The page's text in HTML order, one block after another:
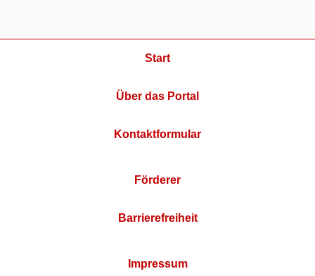
Start
Über das Portal
Kontaktformular
Förderer
Barrierefreiheit
Impressum